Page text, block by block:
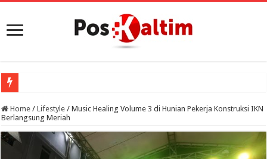
Home / Lifestyle / Music Healing Volume 3 di Hunian Pekerja Konstruksi IKN
Berlangsung Meriah